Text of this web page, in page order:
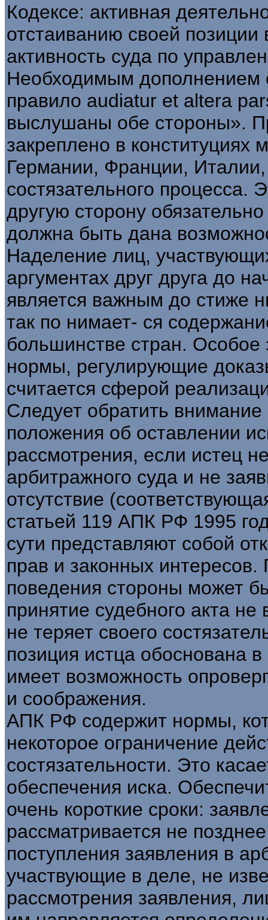
Кодексе: активная
отстаиванию своей
активность суда по
Необходимым дополнением
правило audiatur et altera
выслушаны обе стороны».
закреплено в конституциях
Германии, Франции, Италии,
состязательного процесса.
другую сторону
должна быть дана
Наделение лиц,
аргументах друг друга до
является важным до стиже
так по нимает- ся
большинстве стран. Особое
нормы, регулирующие
считается сферой
Следует обратить
положения об оставлении
рассмотрения, если истец
арбитражного суда и не
отсутствие
статьей 119 АПК РФ 1995
сути представляют собой
прав и законных
поведения стороны может
принятие судебного акта
не теряет своего
позиция истца обоснована
имеет возможность
и соображения.
АПК РФ содержит нормы,
некоторое ограничение
состязательности. Это
обеспечения иска.
очень короткие сроки:
рассматривается не
поступления заявления в
участвующие в деле, не
рассмотрения заявления,